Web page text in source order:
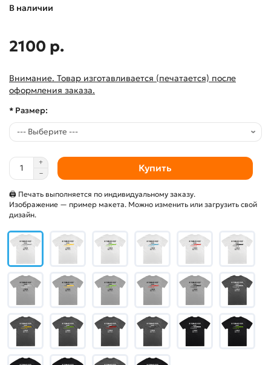
В наличии
2100 р.
Внимание. Товар изготавливается (печатается) после
оформления заказа.
* Размер:
Купить
🖨 Печать выполняется по индивидуальному заказу.
Изображение — пример макета. Можно изменить или загрузить свой
дизайн.